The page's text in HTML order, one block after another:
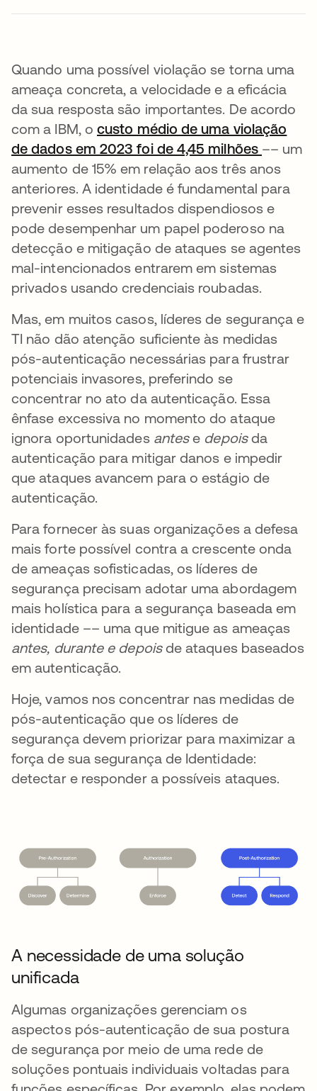
Quando uma possível violação se torna uma
ameaça concreta, a velocidade e a eficácia
da sua resposta são importantes. De acordo
com a IBM, ocusto médio de uma violação
de dados em 2023 foi de 4,45 milhões abre
–– um
aumento de 15% em relação aos três anos
anteriores. A identidade é fundamental para
prevenir esses resultados dispendiosos e
pode desempenhar um papel poderoso na
detecção e mitigação de ataques se agentes
mal-intencionados entrarem em sistemas
privados usando credenciais roubadas.
Mas, em muitos casos, líderes de segurança e
TI não dão atenção suficiente às medidas
pós-autenticação necessárias para frustrar
potenciais invasores, preferindo se
concentrar no ato da autenticação. Essa
ênfase excessiva no momento do ataque
ignora oportunidades antese depoisda
autenticação para mitigar danos e impedir
que ataques avancem para o estágio de
autenticação.
Para fornecer às suas organizações a defesa
mais forte possível contra a crescente onda
de ameaças sofisticadas, os líderes de
segurança precisam adotar uma abordagem
mais holística para a segurança baseada em
identidade –– uma que mitigue as ameaças
antes, durante e depoisde ataques baseados
em autenticação.
Hoje, vamos nos concentrar nas medidas de
pós-autenticação que os líderes de
segurança devem priorizar para maximizar a
força de sua segurança de Identidade:
detectar e responder a possíveis ataques.
A necessidade de uma solução
unificada
Algumas organizações gerenciam os
aspectos pós-autenticação de sua postura
de segurança por meio de uma rede de
soluções pontuais individuais voltadas para